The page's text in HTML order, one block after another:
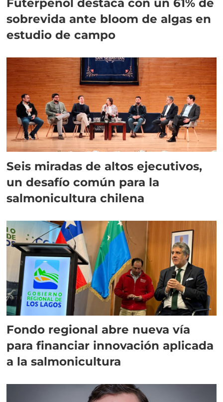
sobrevida ante bloom de algas en
estudio de campo
Seis miradas de altos ejecutivos,
un desafío común para la
salmonicultura chilena
Fondo regional abre nueva vía
para financiar innovación aplicada
a la salmonicultura